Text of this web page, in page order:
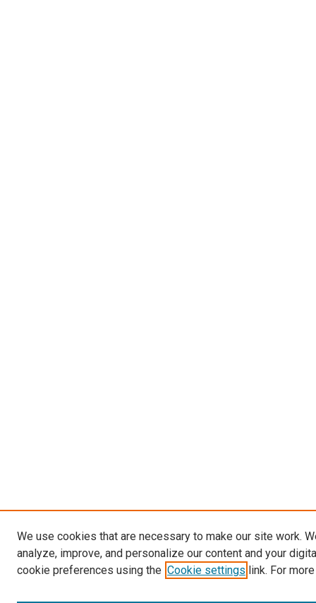
We use cookies that are necessary to make our site work.
analyze, improve, and personalize our content and your
cookie preferences using the Cookie settings link. For